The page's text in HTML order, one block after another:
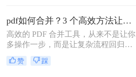
而，面对市场上琳琅满目的工具和方
法，许多用户往往感到困惑：哪种方
法最快捷？哪种最安全？怎么合并pdf
文件=
pdf如何合并？3 个高效方法让办公效率翻倍！
高效的 PDF 合并工具，从来不是让你
多操作一步，而是让复杂流程回归简
单本质。职场中，谁没遇到过需要将
多个 PDF 文件合并的场景？项目报告
赞 踩